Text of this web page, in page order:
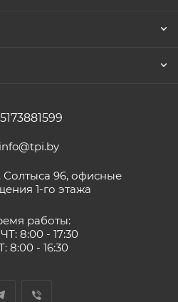
info@tpi.by
Солтыса 96, офисные
1-го этажа
работы:
8:00 - 17:30
8:00 - 16:30